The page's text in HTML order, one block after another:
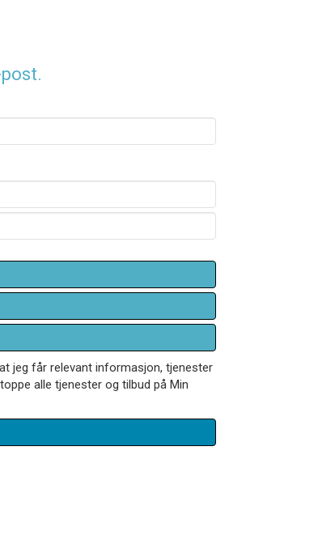
jeg får relevant informasjon, tjenester
alle tjenester og tilbud på Min